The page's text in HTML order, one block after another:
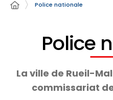
Police nationale
Police
La ville de Rueil-
commissariat